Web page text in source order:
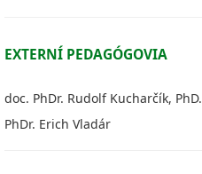
EXTERNÍ PEDAGÓGOVIA
doc. PhDr. Rudolf Kucharčík, PhD.
PhDr. Erich Vladár